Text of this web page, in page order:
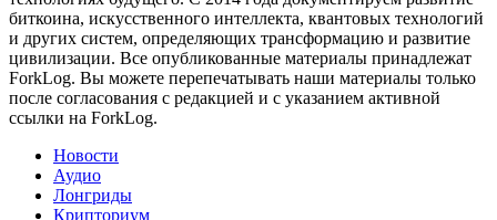
биткоина, искусственного интеллекта, квантовых технологий
и других систем, определяющих трансформацию и развитие
цивилизации. Все опубликованные материалы принадлежат
ForkLog. Вы можете перепечатывать наши материалы только
после согласования с редакцией и с указанием активной
ссылки на ForkLog.
Новости
Аудио
Лонгриды
Крипториум